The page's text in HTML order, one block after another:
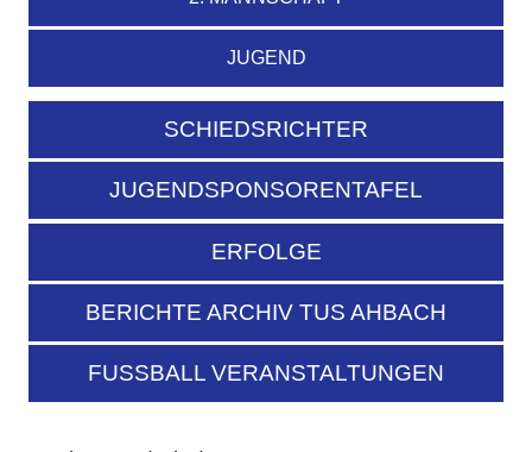
JUGEND
SCHIEDSRICHTER
JUGENDSPONSORENTAFEL
ERFOLGE
BERICHTE ARCHIV TUS AHBACH
FUSSBALL VERANSTALTUNGEN